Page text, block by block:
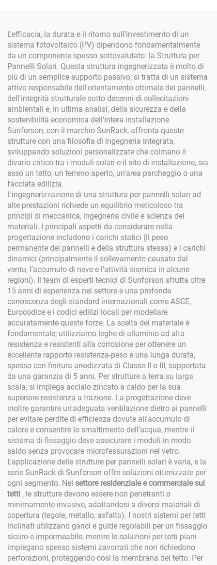
L'efficacia, la durata e il ritorno sull'investimento di un
sistema fotovoltaico (PV) dipendono fondamentalmente
da un componente spesso sottovalutato: la Struttura per
Pannelli Solari. Questa struttura ingegnerizzata è molto di
più di un semplice supporto passivo; si tratta di un sistema
attivo responsabile dell'orientamento ottimale dei pannelli,
dell'integrità strutturale sotto decenni di sollecitazioni
ambientali e, in ultima analisi, della sicurezza e della
sostenibilità economica dell'intera installazione.
Sunforson, con il marchio SunRack, affronta queste
strutture con una filosofia di ingegneria integrata,
sviluppando soluzioni personalizzate che colmano il
divario critico tra i moduli solari e il sito di installazione, sia
esso un tetto, un terreno aperto, un'area parcheggio o una
facciata edilizia.
L'ingegnerizzazione di una struttura per pannelli solari ad
alte prestazioni richiede un equilibrio meticoloso tra
principi di meccanica, ingegneria civile e scienza dei
materiali. I principali aspetti da considerare nella
progettazione includono i carichi statici (il peso
permanente dei pannelli e della struttura stessa) e i carichi
dinamici (principalmente il sollevamento causato dal
vento, l'accumulo di neve e l'attività sismica in alcune
regioni). Il team di esperti tecnici di Sunforson sfrutta oltre
15 anni di esperienza nel settore e una profonda
conoscenza degli standard internazionali come ASCE,
Eurocodice e i codici edilizi locali per modellare
accuratamente queste forze. La scelta del materiale è
fondamentale; utilizziamo leghe di alluminio ad alta
resistenza e resistenti alla corrosione per ottenere un
eccellente rapporto resistenza-peso e una lunga durata,
spesso con finitura anodizzata di Classe II o III, supportata
da una garanzia di 5 anni. Per strutture a terra su larga
scala, si impiega acciaio zincato a caldo per la sua
superiore resistenza a trazione. La progettazione deve
inoltre garantire un'adeguata ventilazione dietro ai pannelli
per evitare perdite di efficienza dovute all'accumulo di
calore e consentire lo smaltimento dell'acqua, mentre il
sistema di fissaggio deve assicurare i moduli in modo
saldo senza provocare microfessurazioni nel vetro.
L'applicazione delle strutture per pannelli solari è varia, e la
serie SunRack di Sunforson offre soluzioni ottimizzate per
ogni segmento. Nel settore residenziale e commerciale sui
tetti , le strutture devono essere non penetranti o
minimamente invasive, adattandosi a diversi materiali di
copertura (tegole, metallo, asfalto). I nostri sistemi per tetti
inclinati utilizzano ganci e guide regolabili per un fissaggio
sicuro e impermeabile, mentre le soluzioni per tetti piani
impiegano spesso sistemi zavorrati che non richiedono
perforazioni, proteggendo così la membrana del tetto. Per